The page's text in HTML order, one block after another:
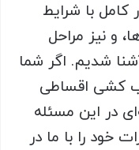
با شرایط
و نیز مراحل
شدیم. اگر شما
کشی اقساطی
در این مسئله
خود را با ما در